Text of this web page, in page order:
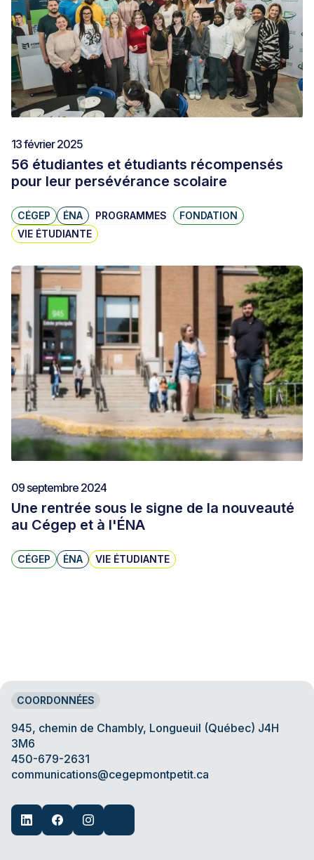
13 février 2025
56 étudiantes et étudiants récompensés
pour leur persévérance scolaire
CÉGEP ÉNA PROGRAMMES
FONDATION
VIE ÉTUDIANTE
09 septembre 2024
Une rentrée sous le signe de la nouveauté
au Cégep et à l'ÉNA
CÉGEP ÉNA VIE ÉTUDIANTE
COORDONNÉES
945, chemin de Chambly, Longueuil (Québec) J4H
3M6
450-679-2631
communications@cegepmontpetit.ca